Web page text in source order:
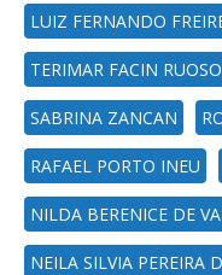
LUIZ FERNANDO
TERIMAR FACIN RUOSO
SABRINA ZANCAN
RAFAEL PORTO INEU
NILDA BERENICE DE
NEILA SILVIA PEREIRA